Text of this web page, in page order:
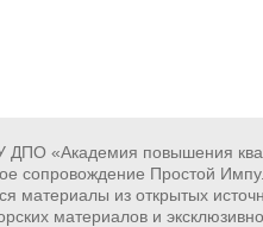
«Академия повышения
сопровождение Простой
материалы из открытых
материалов и